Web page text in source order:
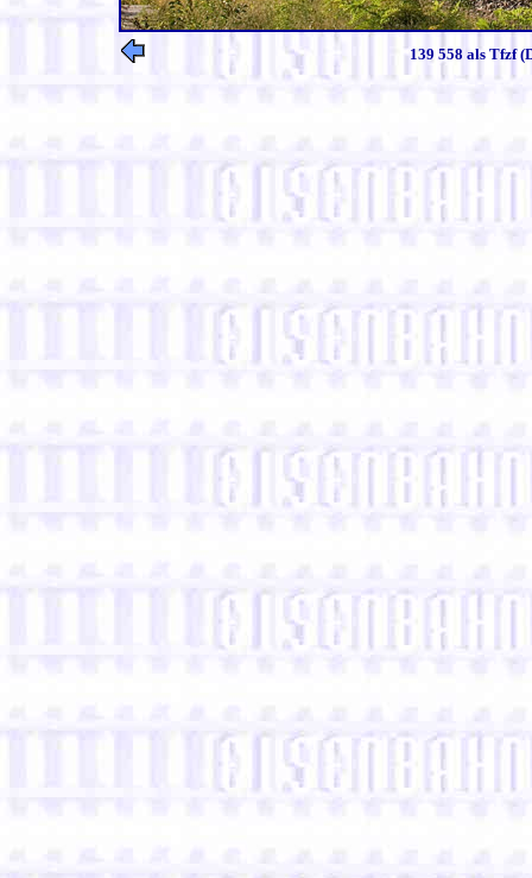
139 558 als Tfzf